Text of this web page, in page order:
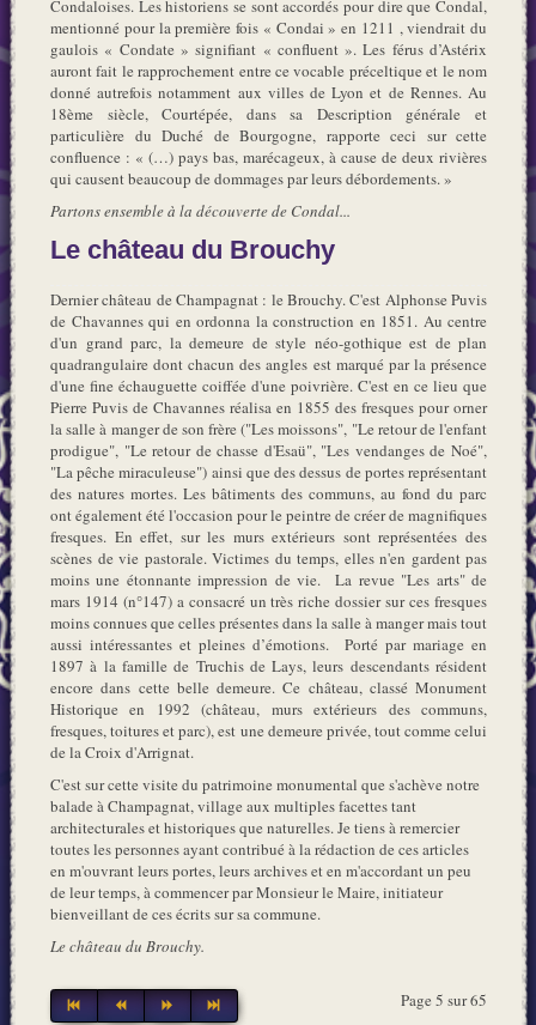
Condaloises. Les historiens se sont accordés pour dire que Condal,
mentionné pour la première fois « Condai » en 1211 , viendrait du
gaulois « Condate » signifiant « confluent ». Les férus d’Astérix
auront fait le rapprochement entre ce vocable préceltique et le nom
donné autrefois notamment aux villes de Lyon et de Rennes. Au
18ème siècle, Courtépée, dans sa Description générale et
particulière du Duché de Bourgogne, rapporte ceci sur cette
confluence : « (…) pays bas, marécageux, à cause de deux rivières
qui causent beaucoup de dommages par leurs débordements. »
Partons ensemble à la découverte de Condal...
Le château du Brouchy
Dernier château de Champagnat : le Brouchy. C'est Alphonse Puvis
de Chavannes qui en ordonna la construction en 1851. Au centre
d'un grand parc, la demeure de style néo-gothique est de plan
quadrangulaire dont chacun des angles est marqué par la présence
d'une fine échauguette coiffée d'une poivrière. C'est en ce lieu que
Pierre Puvis de Chavannes réalisa en 1855 des fresques pour orner
la salle à manger de son frère ("Les moissons", "Le retour de l'enfant
prodigue", "Le retour de chasse d'Esaü", "Les vendanges de Noé",
"La pêche miraculeuse") ainsi que des dessus de portes représentant
des natures mortes. Les bâtiments des communs, au fond du parc
ont également été l'occasion pour le peintre de créer de magnifiques
fresques. En effet, sur les murs extérieurs sont représentées des
scènes de vie pastorale. Victimes du temps, elles n'en gardent pas
moins une étonnante impression de vie. La revue "Les arts" de
mars 1914 (n°147) a consacré un très riche dossier sur ces fresques
moins connues que celles présentes dans la salle à manger mais tout
aussi intéressantes et pleines d’émotions. Porté par mariage en
1897 à la famille de Truchis de Lays, leurs descendants résident
encore dans cette belle demeure. Ce château, classé Monument
Historique en 1992 (château, murs extérieurs des communs,
fresques, toitures et parc), est une demeure privée, tout comme celui
de la Croix d'Arrignat.
C'est sur cette visite du patrimoine monumental que s'achève notre
balade à Champagnat, village aux multiples facettes tant
architecturales et historiques que naturelles. Je tiens à remercier
toutes les personnes ayant contribué à la rédaction de ces articles
en m'ouvrant leurs portes, leurs archives et en m'accordant un peu
de leur temps, à commencer par Monsieur le Maire, initiateur
bienveillant de ces écrits sur sa commune.
Le château du Brouchy.
Page 5 sur 65